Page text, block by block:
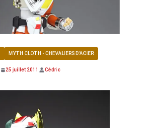
MYTH CLOTH - CHEVALIERS D'ACIER
25 juillet 2011 Cédric